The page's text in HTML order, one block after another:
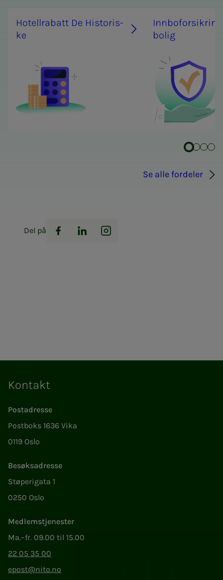
Ho­­­tel­l­ra­­­batt De His­­­to­ris­­­
ke
bo­­­lig
Se alle fordeler
Del på
Facebook
LinkedInInstagram
Kontakt
Postadresse
Postboks 1636 Vika
0119 Oslo
Besøksadresse
Støperigata 1
0250 Oslo
Medlemstjenester
Ma.–fr. 09.00 til 15.00
22 05 35 00
epost@nito.no